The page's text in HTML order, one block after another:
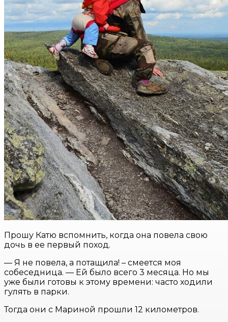
Прошу Катю вспомнить, когда она повела свою
дочь в ее первый поход.
— Я не повела, а потащила! – смеется моя
собеседница. — Ей было всего 3 месяца. Но мы
уже были готовы к этому времени: часто ходили
гулять в парки.
Тогда они с Мариной прошли 12 километров.